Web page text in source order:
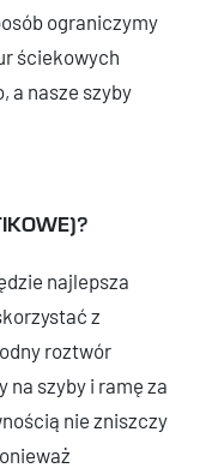
ograniczymy
ściekowych
a nasze szyby
najlepsza
z
roztwór
na szyby i ramę za
nie zniszczy